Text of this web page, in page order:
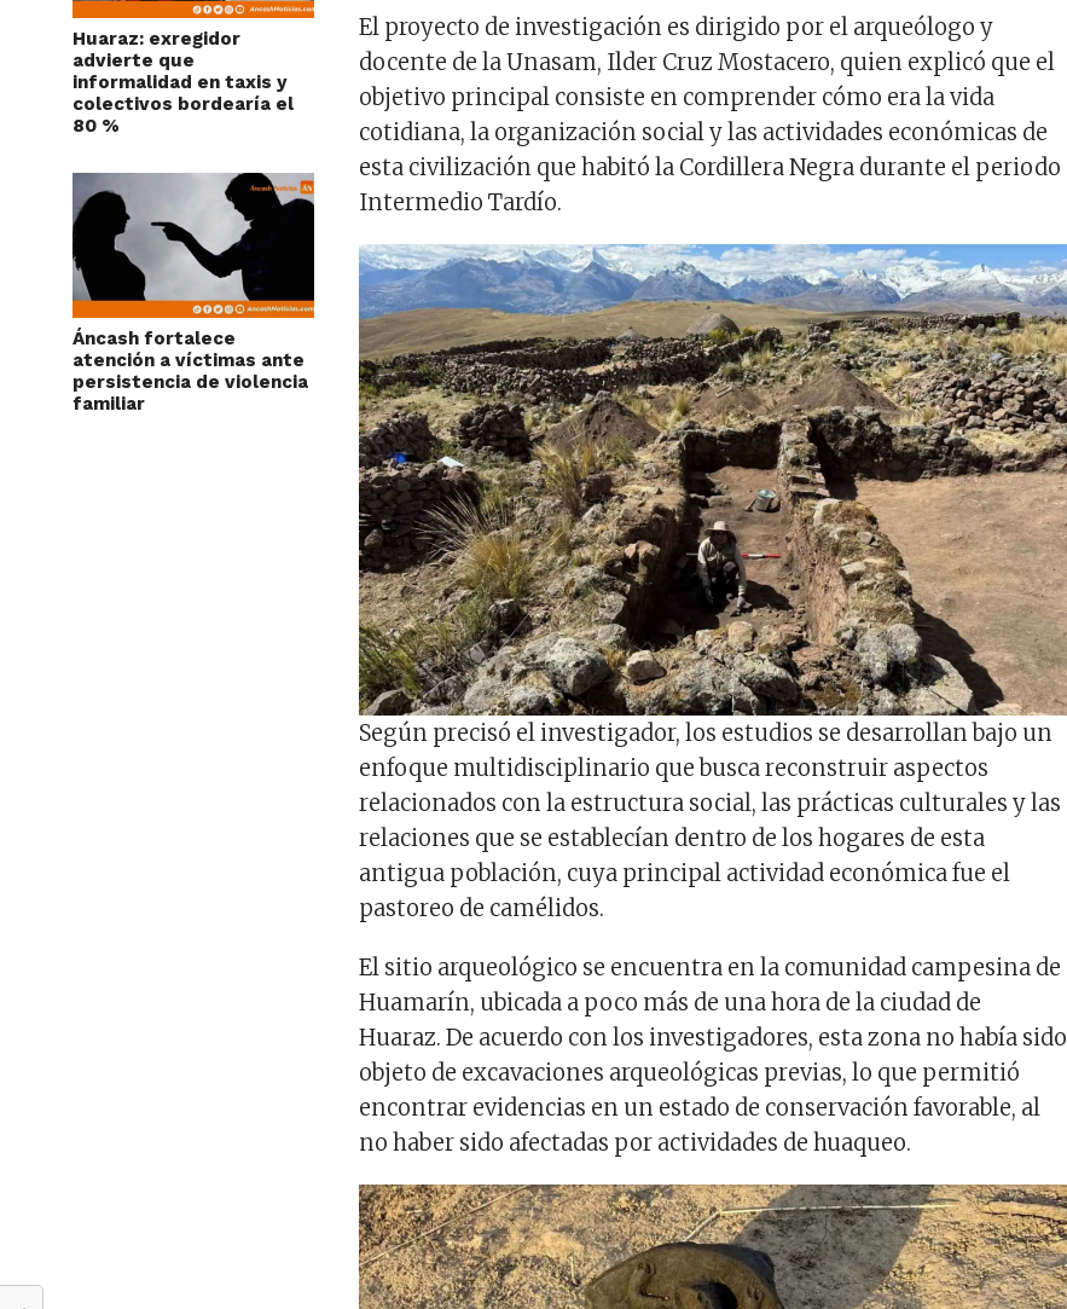
Huaraz: exregidor
advierte que
informalidad en taxis y
colectivos bordearía el
80 %
Áncash fortalece
atención a víctimas ante
persistencia de violencia
familiar
El proyecto de investigación es dirigido por el arqueólogo y
docente de la Unasam, Ilder Cruz Mostacero, quien explicó que el
objetivo principal consiste en comprender cómo era la vida
cotidiana, la organización social y las actividades económicas de
esta civilización que habitó la Cordillera Negra durante el periodo
Intermedio Tardío.
Según precisó el investigador, los estudios se desarrollan bajo un
enfoque multidisciplinario que busca reconstruir aspectos
relacionados con la estructura social, las prácticas culturales y las
relaciones que se establecían dentro de los hogares de esta
antigua población, cuya principal actividad económica fue el
pastoreo de camélidos.
El sitio arqueológico se encuentra en la comunidad campesina de
Huamarín, ubicada a poco más de una hora de la ciudad de
Huaraz. De acuerdo con los investigadores, esta zona no había sido
objeto de excavaciones arqueológicas previas, lo que permitió
encontrar evidencias en un estado de conservación favorable, al
no haber sido afectadas por actividades de huaqueo.